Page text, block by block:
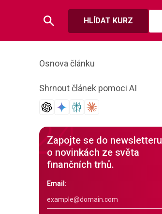
HLÍDAT KURZ
Osnova článku
Shrnout článek pomoci AI
Zapojte se do newsletteru
o novinkách ze světa
finančních trhů.
Email: